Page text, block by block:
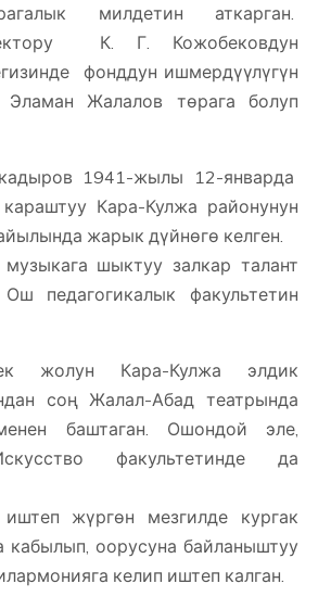
милдетин аткарган.
К. Г. Кожобековдун
фонддун ишмердүүлүгүн
Эламан Жалалов төрага болуп
1941-жылы 12-январда
Кара-Кулжа районунун
жарык дүйнөгө келген.
шыктуу залкар талант
педагогикалык факультетин
жолун Кара-Кулжа элдик
соң Жалал-Абад театрында
баштаган. Ошондой эле,
факультетинде да
жүргөн мезгилде кургак
кабылып, оорусуна байланыштуу
келип иштеп калган.